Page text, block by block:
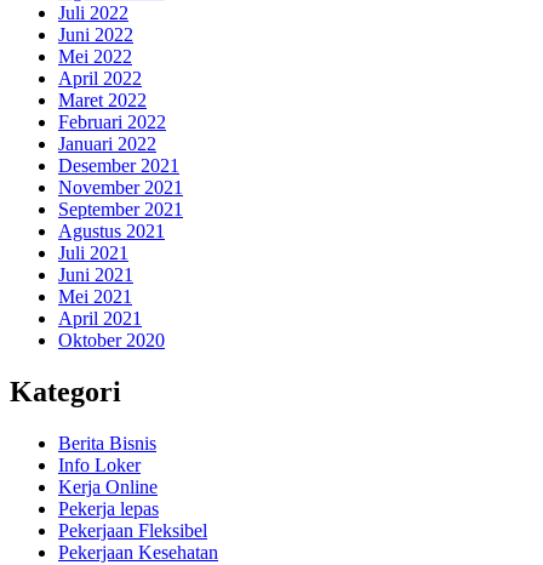
Juli 2022
Juni 2022
Mei 2022
April 2022
Maret 2022
Februari 2022
Januari 2022
Desember 2021
November 2021
September 2021
Agustus 2021
Juli 2021
Juni 2021
Mei 2021
April 2021
Oktober 2020
Kategori
Berita Bisnis
Info Loker
Kerja Online
Pekerja lepas
Pekerjaan Fleksibel
Pekerjaan Kesehatan